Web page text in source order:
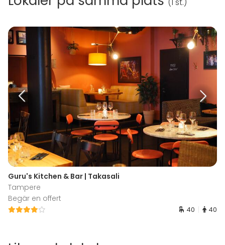
Guru's Kitchen & Bar | Takasali
Tampere
Begär en offert
40 40